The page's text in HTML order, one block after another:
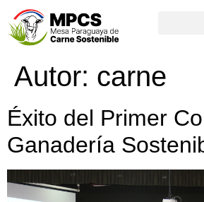
Autor: carne
Éxito del Primer
Ganadería